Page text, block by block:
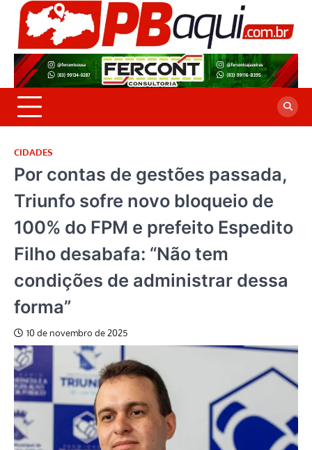
Skip
content
CIDADES
Por contas de gestões passada,
Triunfo sofre novo bloqueio de
100% do FPM e prefeito Espedito
Filho desabafa: “Não tem
condições de administrar dessa
forma”
10 de novembro de 2025